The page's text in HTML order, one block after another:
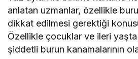
anlatan uzmanlar, özellikle
dikkat edilmesi gerektiği
Özellikle çocuklar ve ileri
şiddetli burun kanamalarının